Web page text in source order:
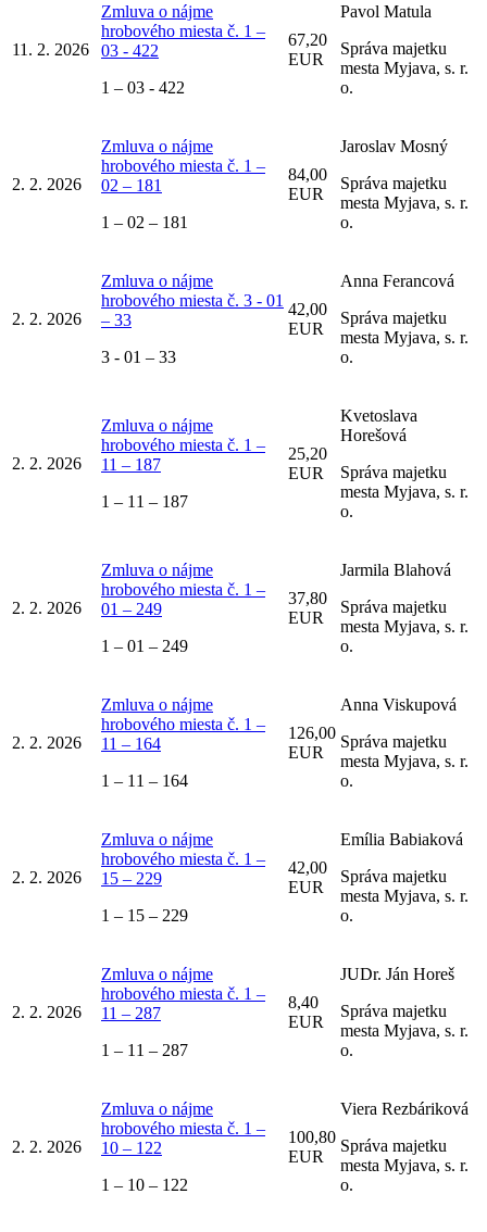
11. 2. 2026
Zmluva o nájme
hrobového miesta č. 1 –
03 - 422
1 – 03 - 422
67,20
EUR
Pavol Matula
Správa majetku
mesta Myjava, s. r.
o.
2. 2. 2026
Zmluva o nájme
hrobového miesta č. 1 –
02 – 181
1 – 02 – 181
84,00
EUR
Jaroslav Mosný
Správa majetku
mesta Myjava, s. r.
o.
2. 2. 2026
Zmluva o nájme
hrobového miesta č. 3 - 01
– 33
3 - 01 – 33
42,00
EUR
Anna Ferancová
Správa majetku
mesta Myjava, s. r.
o.
2. 2. 2026
Zmluva o nájme
hrobového miesta č. 1 –
11 – 187
1 – 11 – 187
25,20
EUR
Kvetoslava
Horešová
Správa majetku
mesta Myjava, s. r.
o.
2. 2. 2026
Zmluva o nájme
hrobového miesta č. 1 –
01 – 249
1 – 01 – 249
37,80
EUR
Jarmila Blahová
Správa majetku
mesta Myjava, s. r.
o.
2. 2. 2026
Zmluva o nájme
hrobového miesta č. 1 –
11 – 164
1 – 11 – 164
126,00
EUR
Anna Viskupová
Správa majetku
mesta Myjava, s. r.
o.
2. 2. 2026
Zmluva o nájme
hrobového miesta č. 1 –
15 – 229
1 – 15 – 229
42,00
EUR
Emília Babiaková
Správa majetku
mesta Myjava, s. r.
o.
2. 2. 2026
Zmluva o nájme
hrobového miesta č. 1 –
11 – 287
1 – 11 – 287
8,40
EUR
JUDr. Ján Horeš
Správa majetku
mesta Myjava, s. r.
o.
2. 2. 2026
Zmluva o nájme
hrobového miesta č. 1 –
10 – 122
1 – 10 – 122
100,80
EUR
Viera Rezbáriková
Správa majetku
mesta Myjava, s. r.
o.